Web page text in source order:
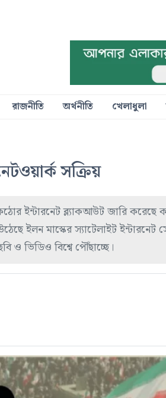
রাজনীতি অর্থনীতি খেলাধুলা
সক্রিয়
ইন্টারনেট ব্ল্যাকআউট জারি করেছে
ইলন মাস্কের স্যাটেলাইট ইন্টারনেট
ও ভিডিও বিশ্বে পৌঁছাচ্ছে।